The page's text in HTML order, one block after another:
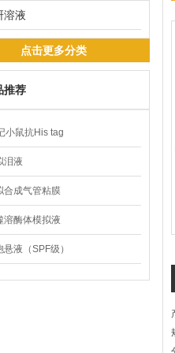
溶液
点击更多分类
推荐
小鼠抗His tag
泪液
合成气管粘膜
溶酶体模拟液
液（SPF级）